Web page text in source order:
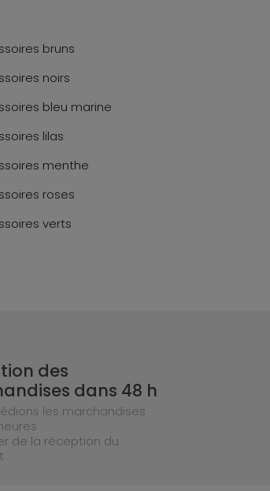
bruns
noirs
bleu marine
lilas
menthe
roses
verts
des
dans 48 h
les marchandises
de la réception du